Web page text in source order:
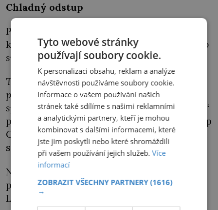
Chladný odstup
První dáma se od té doby věnuje vlastní
kariéře.„Už nebyla ochotna zříkat se vlastního
svébytného života a seberealizace.
Toužila se věnovat serióznímu zaměstnání a
podílet se na aktivitách, které byly ženě jejího
společenského postavení tradičně zapovězeny,“
podotýká současný německý historik Philipp
Gassert. S manželem vychází, ale zachovává
si chladný odstup.
Nezželí se jí ho ani tehdy, když v roce 1921
prodělá obrnu a částečně ochrne.
Láskyplnými dopisy ho zahrnuje jen jeho
Tyto webové stránky
používají soubory cookie.
K personalizaci obsahu, reklam a analýze
návštěvnosti používáme soubory cookie.
Informace o vašem používání našich
stránek také sdílíme s našimi reklamními
a analytickými partnery, kteří je mohou
kombinovat s dalšími informacemi, které
jste jim poskytli nebo které shromáždili
při vašem používání jejich služeb.Více
informací
ZOBRAZIT VŠECHNY PARTNERY(1616)
→